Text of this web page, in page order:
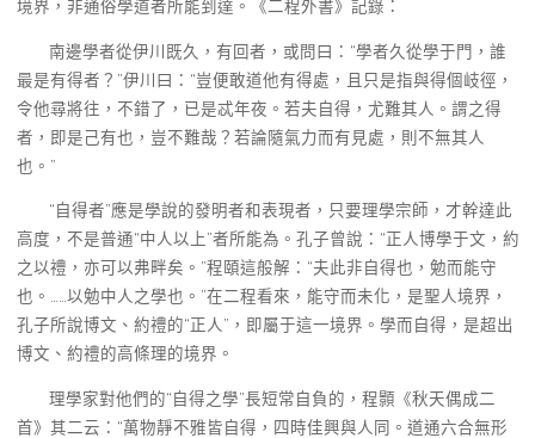
境界，非通俗學道者所能到達。《二程外書》記錄：
南邊學者從伊川既久，有回者，或問曰：“學者久從學于門，誰
最是有得者？”伊川曰：“豈便敢道他有得處，且只是指與得個岐徑，
令他尋將往，不錯了，已是忒年夜。若夫自得，尤難其人。謂之得
者，即是己有也，豈不難哉？若論隨氣力而有見處，則不無其人
也。”
“自得者”應是學說的發明者和表現者，只要理學宗師，才幹達此
高度，不是普通“中人以上”者所能為。孔子曾說：“正人博學于文，約
之以禮，亦可以弗畔矣。”程頤這般解：“夫此非自得也，勉而能守
也。……以勉中人之學也。”在二程看來，能守而未化，是聖人境界，
孔子所說博文、約禮的“正人”，即屬于這一境界。學而自得，是超出
博文、約禮的高條理的境界。
理學家對他們的“自得之學”長短常自負的，程顥《秋天偶成二
首》其二云：“萬物靜不雅皆自得，四時佳興與人同。道通六合無形